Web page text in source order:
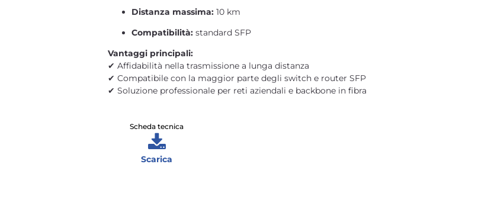
Distanza massima: 10 km
Compatibilità: standard SFP
Vantaggi principali:
✔ Affidabilità nella trasmissione a lunga distanza
✔ Compatibile con la maggior parte degli switch e router SFP
✔ Soluzione professionale per reti aziendali e backbone in fibra
Scheda tecnica
Scarica